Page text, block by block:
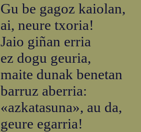
Gu be gagoz kaiolan,
ai, neure txoria!
Jaio giñan erria
ez dogu geuria,
maite dunak benetan
barruz aberria:
«azkatasuna», au da,
geure egarria!